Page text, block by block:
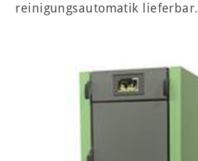
reinigungsautomatik lieferbar.